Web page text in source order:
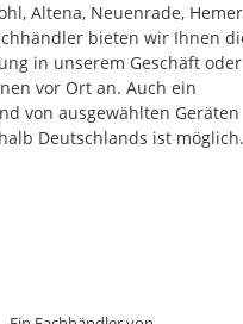
Altena, Neuenrade,
bieten wir Ihnen
in unserem Geschäft oder
vor Ort an. Auch ein
von ausgewählten Geräten
Deutschlands ist möglich.